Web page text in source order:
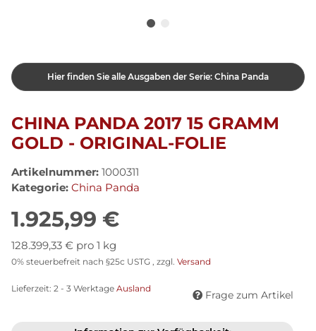
Hier finden Sie alle Ausgaben der Serie: China Panda
CHINA PANDA 2017 15 GRAMM
GOLD - ORIGINAL-FOLIE
Artikelnummer: 1000311
Kategorie: China Panda
1.925,99 €
128.399,33 € pro 1 kg
0% steuerbefreit nach §25c USTG , zzgl. Versand
Lieferzeit: 2 - 3 Werktage Ausland
Frage zum Artikel